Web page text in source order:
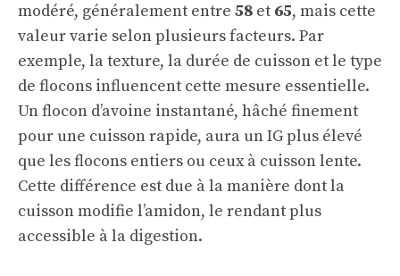
modéré, généralement entre 58 et 65, mais cette
valeur varie selon plusieurs facteurs. Par
exemple, la texture, la durée de cuisson et le type
de flocons influencent cette mesure essentielle.
Un flocon d’avoine instantané, hâché finement
pour une cuisson rapide, aura un IG plus élevé
que les flocons entiers ou ceux à cuisson lente.
Cette différence est due à la manière dont la
cuisson modifie l’amidon, le rendant plus
accessible à la digestion.